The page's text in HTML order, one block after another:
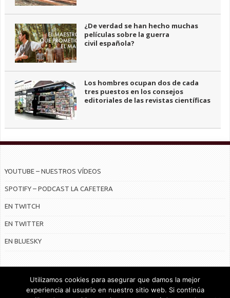
¿De verdad se han hecho muchas
películas sobre la guerra
civil española?
Los hombres ocupan dos de cada
tres puestos en los consejos
editoriales de las revistas científicas
YOUTUBE – NUESTROS VÍDEOS
SPOTIFY – PODCAST LA CAFETERA
EN TWITCH
EN TWITTER
EN BLUESKY
Utilizamos cookies para asegurar que damos la mejor
experiencia al usuario en nuestro sitio web. Si continúa